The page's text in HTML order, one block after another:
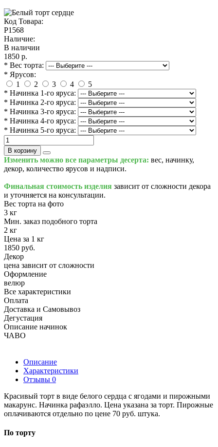
Код Товара:
P1568
Наличие:
В наличии
1850 р.
* Вес торта:
* Ярусов:
1
2 3 4
5
* Начинка 1-го яруса:
* Начинка 2-го яруса:
* Начинка 3-го яруса:
* Начинка 4-го яруса:
* Начинка 5-го яруса:
В корзину
Изменить можно все параметры десерта: вес, начинку,
декор, количество ярусов и надписи.
Финальная стоимость изделия зависит от сложности декора
и уточняется на консультации.
Вес торта на фото
3 кг
Мин. заказ подобного торта
2 кг
Цена за 1 кг
1850 руб.
Декор
цена зависит от сложности
Оформление
велюр
Все характеристики
Оплата
Доставка и Самовывоз
Дегустация
Описание начинок
ЧАВО
Описание
Характеристики
Отзывы 0
Красивый торт в виде белого сердца с ягодами и пирожными
макарунс. Начинка рафаэлло. Цена указана за торт. Пирожные
оплачиваются отдельно по цене 70 руб. штука.
По торту